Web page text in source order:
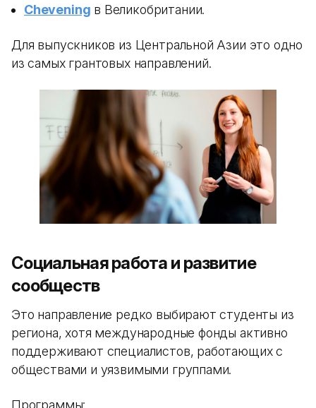
Chevening в Великобритании.
Для выпускников из Центральной Азии это одно
из самых грантовых направлений.
Социальная работа и развитие
сообществ
Это направление редко выбирают студенты из
региона, хотя международные фонды активно
поддерживают специалистов, работающих с
обществами и уязвимыми группами.
Программы: